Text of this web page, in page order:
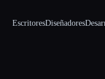
EscritoresDiseñadores